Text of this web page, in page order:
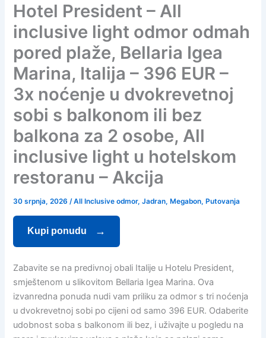
Hotel President – All
inclusive light odmor odmah
pored plaže, Bellaria Igea
Marina, Italija – 396 EUR –
3x noćenje u dvokrevetnoj
sobi s balkonom ili bez
balkona za 2 osobe, All
inclusive light u hotelskom
restoranu – Akcija
30 srpnja, 2026/All Inclusive odmor,Jadran, Megabon, Putovanja
Kupi ponudu
Zabavite se na predivnoj obali Italije u Hotelu President,
smještenom u slikovitom Bellaria Igea Marina. Ova
izvanredna ponuda nudi vam priliku za odmor s tri noćenja
u dvokrevetnoj sobi po cijeni od samo 396 EUR. Odaberite
udobnost soba s balkonom ili bez, i uživajte u pogledu na